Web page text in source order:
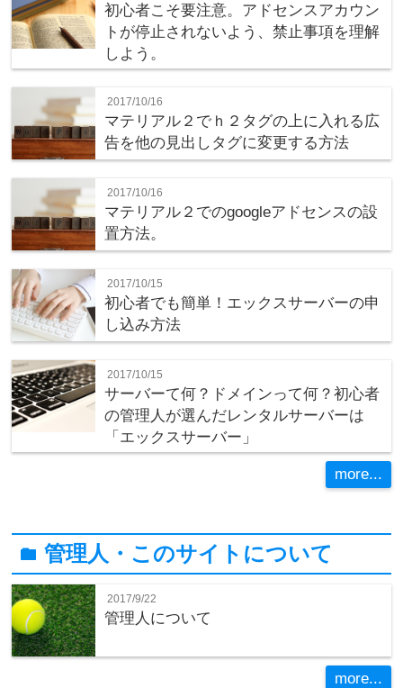
初心者こそ要注意。アドセンスアカウン
トが停止されないよう、禁止事項を理解
しよう。
2017/10/16
マテリアル２でｈ２タグの上に入れる広
告を他の見出しタグに変更する方法
2017/10/16
マテリアル２でのgoogleアドセンスの設
置方法。
2017/10/15
初心者でも簡単！エックスサーバーの申
し込み方法
2017/10/15
サーバーて何？ドメインって何？初心者
の管理人が選んだレンタルサーバーは
「エックスサーバー」
more...
folder管理人・このサイトについて
2017/9/22
管理人について
more...